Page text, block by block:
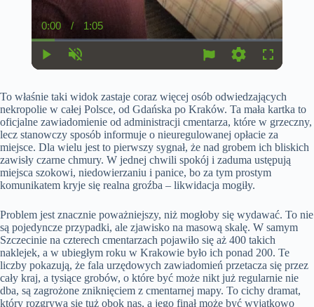
y
u
t
e
C
u
r
e
t
T
i
m
e
0:00 /
D
u
t
o
n
1:05
t
i
n
g
s
l
s
c
r
e
e
To właśnie taki widok zastaje coraz więcej osób odwiedzających
nekropolie w całej Polsce, od Gdańska po Kraków. Ta mała kartka to
oficjalne zawiadomienie od administracji cmentarza, które w grzeczny,
lecz stanowczy sposób informuje o nieuregulowanej opłacie za
miejsce. Dla wielu jest to pierwszy sygnał, że nad grobem ich bliskich
zawisły czarne chmury. W jednej chwili spokój i zaduma ustępują
miejsca szokowi, niedowierzaniu i panice, bo za tym prostym
komunikatem kryje się realna groźba – likwidacja mogiły.
Problem jest znacznie poważniejszy, niż mogłoby się wydawać. To nie
są pojedyncze przypadki, ale zjawisko na masową skalę. W samym
Szczecinie na czterech cmentarzach pojawiło się aż 400 takich
naklejek, a w ubiegłym roku w Krakowie było ich ponad 200. Te
liczby pokazują, że fala urzędowych zawiadomień przetacza się przez
cały kraj, a tysiące grobów, o które być może nikt już regularnie nie
dba, są zagrożone zniknięciem z cmentarnej mapy. To cichy dramat,
który rozgrywa się tuż obok nas, a jego finał może być wyjątkowo